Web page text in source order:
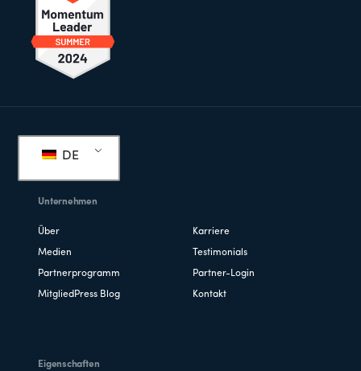
DE
Unternehmen
Über Karriere
Medien Testimonials
Partnerprogramm Partner-Login
MitgliedPress Blog Kontakt
Eigenschaften